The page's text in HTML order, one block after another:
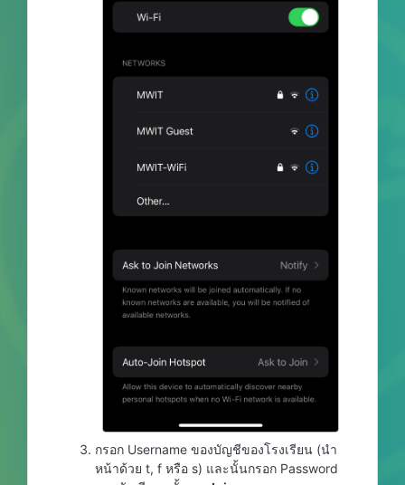
กรอก Username ของบัญชีของโรงเรียน (นำ
หน้าด้วย t, f หรือ s) และนั้นกรอก Password